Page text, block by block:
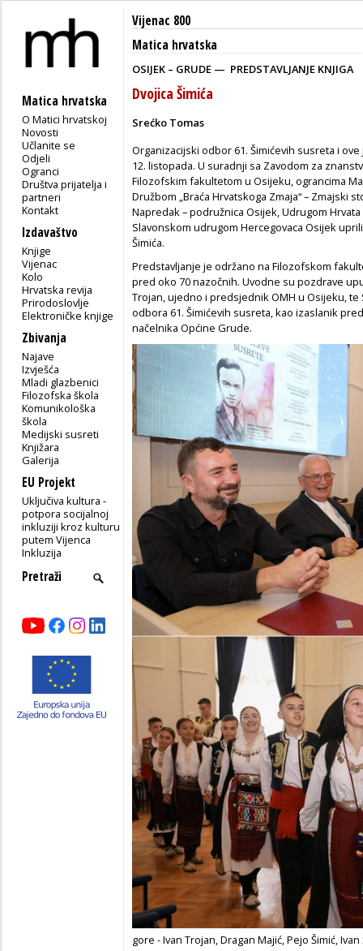
Matica hrvatska
O Matici hrvatskoj
Novosti
Učlanite se
Odjeli
Ogranci
Društva prijatelja i
partneri
Kontakt
Izdavaštvo
Knjige
Vijenac
Kolo
Hrvatska revija
Prirodoslovlje
Elektroničke knjige
Zbivanja
Najave
Izvješća
Mladi glazbenici
Filozofska škola
Komunikološka
škola
Medijski susreti
Knjižara
Galerija
EU Projekt
Uključiva kultura -
potpora socijalnoj
inkluziji kroz kulturu
putem Vijenca
Inkluzija
Vijenac 800
Matica hrvatska
OSIJEK – GRUDE — PREDSTAVLJANJE KNJIGA
Dvojica Šimića
Srećko Tomas
Organizacijski odbor 61. Šimićevih susreta i
12. listopada. U suradnji sa Zavodom za
Filozofskim fakultetom u Osijeku, ograncima
Družbom „Braća Hrvatskoga Zmaja“ – Zmajski
Napredak – podružnica Osijek, Udrugom
Slavonskom udrugom Hercegovaca Osijek
Šimića.
Predstavljanje je održano na Filozofskom
pred oko 70 nazočnih. Uvodne su pozdrave
Trojan, ujedno i predsjednik OMH u Osijeku, te
odbora 61. Šimićevih susreta, kao izaslanik
načelnika Općine Grude.
gore - Ivan Trojan, Dragan Majić, Pejo Šimić,